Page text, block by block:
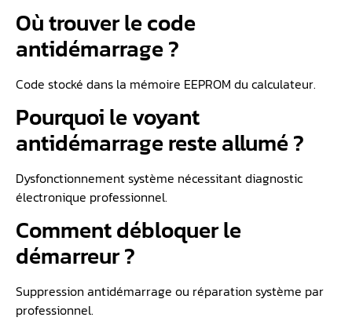
Où trouver le code
antidémarrage ?
Code stocké dans la mémoire EEPROM du calculateur.
Pourquoi le voyant
antidémarrage reste allumé ?
Dysfonctionnement système nécessitant diagnostic
électronique professionnel.
Comment débloquer le
démarreur ?
Suppression antidémarrage ou réparation système par
professionnel.